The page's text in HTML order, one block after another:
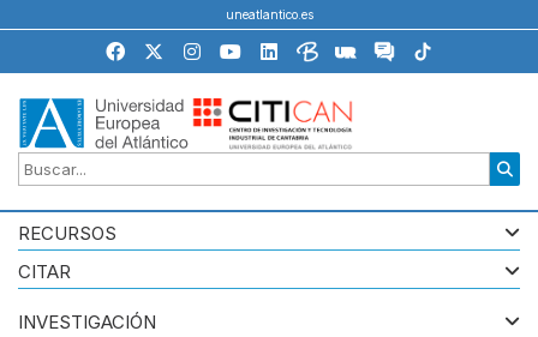
uneatlantico.es
RECURSOS
CITAR
INVESTIGACIÓN